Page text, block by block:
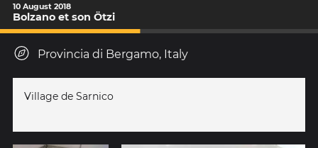
10 August 2018
Bolzano et son Ötzi
Provincia di Bergamo, Italy
Village de Sarnico